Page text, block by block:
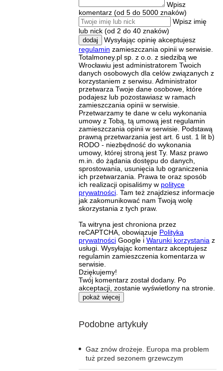
Wpisz
komentarz (od 5 do 5000 znaków)
Wpisz imię
lub nick (od 2 do 40 znaków)
dodaj
Wysyłając opinię akceptujesz
regulamin zamieszczania opinii w serwisie.
Totalmoney.pl sp. z o.o. z siedzibą we
Wrocławiu jest administratorem Twoich
danych osobowych dla celów związanych z
korzystaniem z serwisu. Administrator
przetwarza Twoje dane osobowe, które
podajesz lub pozostawiasz w ramach
zamieszczania opinii w serwisie.
Przetwarzamy te dane w celu wykonania
umowy z Tobą, tą umową jest regulamin
zamieszczania opinii w serwisie. Podstawą
prawną przetwarzania jest art. 6 ust. 1 lit b)
RODO - niezbędność do wykonania
umowy, której stroną jest Ty. Masz prawo
m.in. do żądania dostępu do danych,
sprostowania, usunięcia lub ograniczenia
ich przetwarzania. Prawa te oraz sposób
ich realizacji opisaliśmy w polityce
prywatności . Tam też znajdziesz informacje
jak zakomunikować nam Twoją wolę
skorzystania z tych praw.
Ta witryna jest chroniona przez
reCAPTCHA, obowiązuje Polityka
prywatności Google i Warunki korzystania z
usługi. Wysyłając komentarz akceptujesz
regulamin zamieszczenia komentarza w
serwisie.
Dziękujemy!
Twój komentarz został dodany. Po
akceptacji, zostanie wyświetlony na stronie.
pokaż więcej
Podobne artykuły
Gaz znów drożeje. Europa ma problem
tuż przed sezonem grzewczym